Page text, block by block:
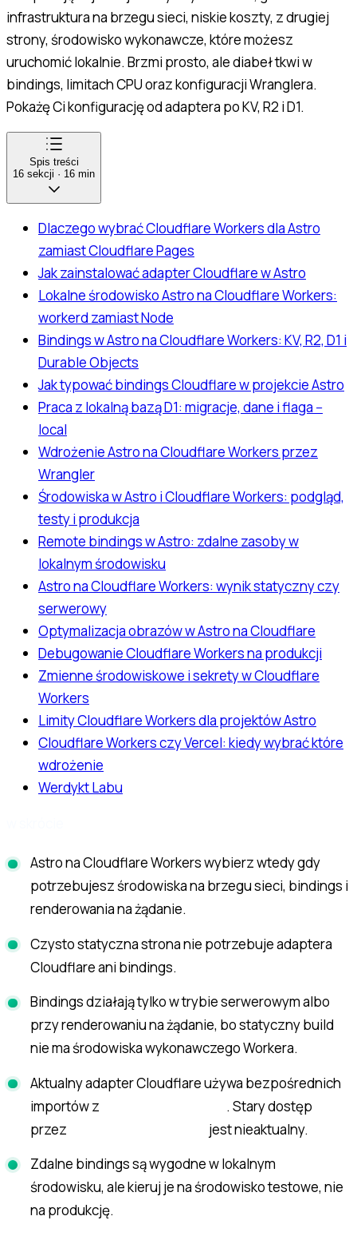
infrastruktura na brzegu sieci, niskie koszty, z drugiej
strony, środowisko wykonawcze, które możesz
uruchomić lokalnie. Brzmi prosto, ale diabeł tkwi w
bindings, limitach CPU oraz konfiguracji Wranglera.
Pokażę Ci konfigurację od adaptera po KV, R2 i D1.
Spis treści
16 sekcji · 16 min
Dlaczego wybrać Cloudflare Workers dla Astro
zamiast Cloudflare Pages
Jak zainstalować adapter Cloudflare w Astro
Lokalne środowisko Astro na Cloudflare Workers:
workerd zamiast Node
Bindings w Astro na Cloudflare Workers: KV, R2, D1 i
Durable Objects
Jak typować bindings Cloudflare w projekcie Astro
Praca z lokalną bazą D1: migracje, dane i flaga --
local
Wdrożenie Astro na Cloudflare Workers przez
Wrangler
Środowiska w Astro i Cloudflare Workers: podgląd,
testy i produkcja
Remote bindings w Astro: zdalne zasoby w
lokalnym środowisku
Astro na Cloudflare Workers: wynik statyczny czy
serwerowy
Optymalizacja obrazów w Astro na Cloudflare
Debugowanie Cloudflare Workers na produkcji
Zmienne środowiskowe i sekrety w Cloudflare
Workers
Limity Cloudflare Workers dla projektów Astro
Cloudflare Workers czy Vercel: kiedy wybrać które
wdrożenie
Werdykt Labu
Astro na Cloudflare Workers wybierz wtedy gdy
potrzebujesz środowiska na brzegu sieci, bindings i
renderowania na żądanie.
Czysto statyczna strona nie potrzebuje adaptera
Cloudflare ani bindings.
Bindings działają tylko w trybie serwerowym albo
przy renderowaniu na żądanie, bo statyczny build
nie ma środowiska wykonawczego Workera.
Aktualny adapter Cloudflare używa bezpośrednich
importów z
. Stary dostęp
przez
jest nieaktualny.
Zdalne bindings są wygodne w lokalnym
środowisku, ale kieruj je na środowisko testowe, nie
na produkcję.